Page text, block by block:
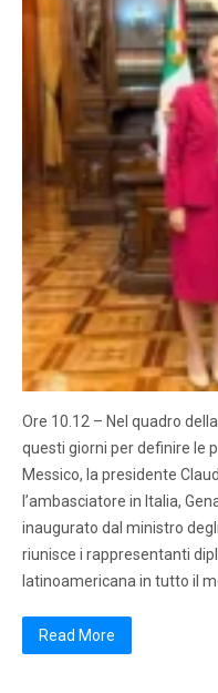
Ore 10.12 – Nel quadro
questi giorni per definire le
Messico, la presidente
l’ambasciatore in Italia,
inaugurato dal ministro
riunisce i rappresentanti
latinoamericana in tutto il
Read More